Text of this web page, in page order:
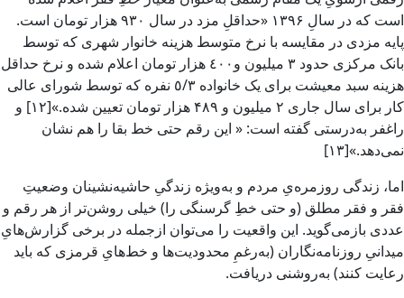
است که در سالِ ۱۳۹۶ «حداقلِ ‌مزد در سال ٩٣٠ هزار تومان است.
پایه مزدی در مقایسه با نرخ متوسط هزینه خانوار شهری که توسط
بانک مرکزی حدود ٣ میلیون و٤٠٠ هزار تومان اعلام شده و نرخ حداقل
هزینه سبد معیشت برای یک خانواده ٥/٣ نفره که توسط شورای عالی
کار برای سال جاری ۲ میلیون و ۴۸۹ هزار تومان تعیین شده.»[۱۲] و
راغفر به‌درستی گفته است: « این رقم حتی خط بقا را هم نشان
نمی‌دهد.»[۱۳]
اما، زندگی روزمره‌یِ مردم و به‌ویژه زندگیِ حاشیه‌نشینان وضعیتِ
فقر و فقر مطلق (و حتی خطِ گرسنگی را) خیلی روشن‌تر از هر رقم و
عددی بازمی‌گوید. این واقعیت را می‌توان ازجمله در برخی گزارش‌هایِ
میدانیِ روزنامه‌نگاران (به‌رغمِ محدودیت‌ها و خط‌هایِ قرمزی که باید
رعایت کنند) به‌روشنی دریافت.